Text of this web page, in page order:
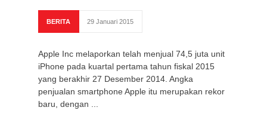
BERITA 29 Januari 2015
Apple Inc melaporkan telah menjual 74,5 juta unit
iPhone pada kuartal pertama tahun fiskal 2015
yang berakhir 27 Desember 2014. Angka
penjualan smartphone Apple itu merupakan rekor
baru, dengan ...